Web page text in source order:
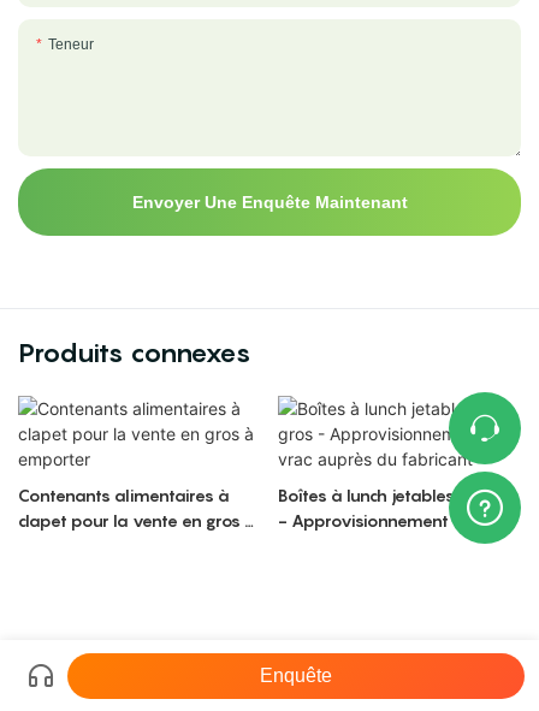
Teneur
Envoyer Une Enquête Maintenant
Produits connexes
Contenants alimentaires à
clapet pour la vente en gros à
Boîtes à lunch jetables en gros
- Approvisionnement en vrac
Droits d'auteur © 2026 LR | Plan du site
Enquête